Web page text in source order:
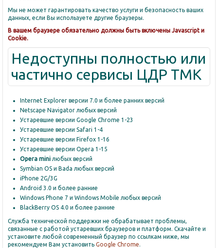
Мы не может гарантировать качество услуги и безопасность ваших
данных, если Вы используете другие браузеры.
В вашем браузере обязательно должны быть включены Javascript и
Cookie.
Недоступны полностью или
частично сервисы ЦДР ТМК
Internet Explorer версии 7.0 и более ранних версий
Netscape Navigator любых версий
Устаревшие версии Google Chrome 1-23
Устаревшие версии Safari 1-4
Устаревшие версии Firefox 1-16
Устаревшие версии Opera 1-15
Opera mini любых версий
Symbian OS и Bada любых версий
iPhone 2G/3G
Android 3.0 и более ранние
Windows Phone 7 и Windows Mobile любых версий
BlackBerry OS 4.0 и более ранние
Служба технической поддержки не обрабатывает проблемы,
связанные с работой устаревших браузеров и платформ. Скачайте и
установите любой современный браузер по ссылкам ниже, мы
рекомендуем Вам установить Google Chrome.